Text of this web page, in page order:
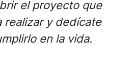
el proyecto que
realizar y dedícate
en la vida.